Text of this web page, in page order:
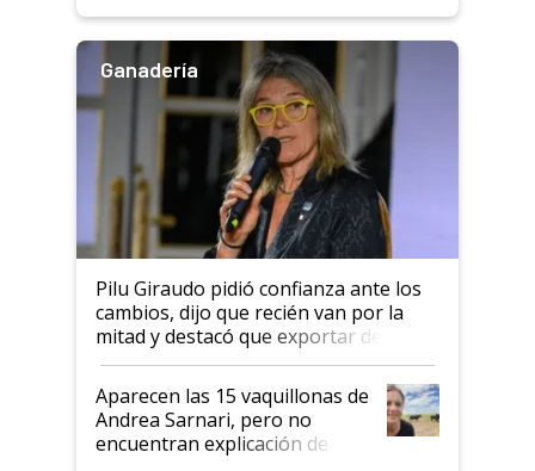
Ganadería
Pilu Giraudo pidió confianza ante los
cambios, dijo que recién van por la
mitad y destacó que exportar dejó de
ser "para unos pocos": "Tenemos un
mandato muy claro del gobierno
nacional"
Aparecen las 15 vaquillonas de
Andrea Sarnari, pero no
encuentran explicación de